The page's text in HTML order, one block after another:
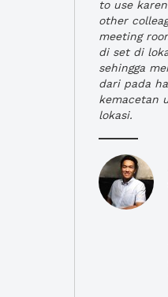
to use
other
meeting
di set di
sehingga
dari pada
kemacetan
lokasi.